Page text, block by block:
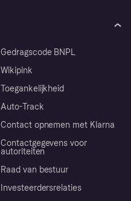
Gedragscode BNPL
Wikipink
Toegankelijkheid
Auto-Track
Contact opnemen met Klarna
Contactgegevens voor
autoriteiten
Raad van bestuur
Investeerdersrelaties